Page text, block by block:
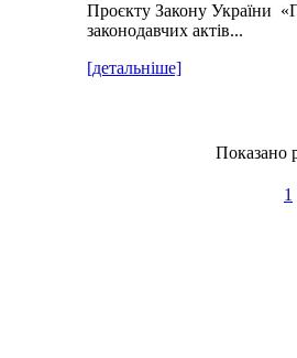
Проєкту Закону України
законодавчих актів...
[детальніше]
Показано
1